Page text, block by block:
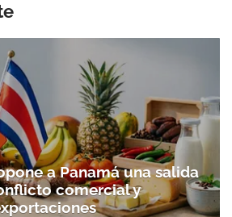
a Panamá una salida
comercial y